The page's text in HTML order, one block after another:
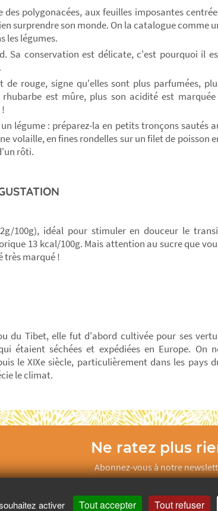
polygonacées, aux feuilles imposantes
surprendre son monde. On la catalogue comme
les légumes.
Sa conservation est délicate, c'est pourquoi il
rouge, signe qu'elles sont plus parfumées,
est mûre, plus son acidité est marquée
légume : préparez-la en petits tronçons sautés
volaille, en fines rondelles sur un filet de poisson
rôti.
100g), idéal pour stimuler en douceur le
13 kcal/100g. Mais attention au sucre que
très marqué !
du Tibet, elle fut d'abord cultivée pour ses
étaient séchées et expédiées en Europe. On
le XIXe siècle, particulièrement dans les pays
le climat.
Ne ratez plus
Abonnez-vous à notre
activer Tout accepter Tout refuser